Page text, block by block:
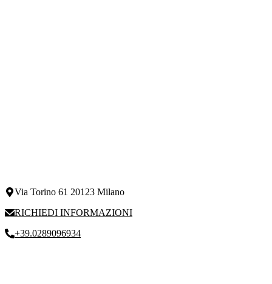
Via Torino 61 20123 Milano
RICHIEDI INFORMAZIONI
+39.0289096934